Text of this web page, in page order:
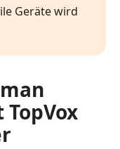
Geräte wird